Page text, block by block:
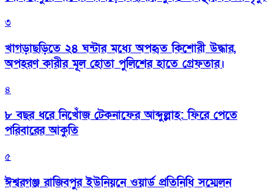
৩
খাগড়াছড়িতে ২৪ ঘন্টার মধ্যে অপহৃত কিশোরী উদ্ধার,
অপহরণ কারীর মূল হোতা পুলিশের হাতে গ্রেফতার।
৪
৮ বছর ধরে নিখোঁজ টেকনাফের আব্দুল্লাহ: ফিরে পেতে
পরিবারের আকুতি
৫
ঈশ্বরগঞ্জ রাজিবপুর ইউনিয়নে ওয়ার্ড প্রতিনিধি সম্মেলন